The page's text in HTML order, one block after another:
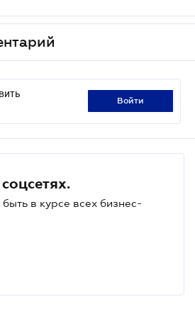
войти
в курсе всех бизнес-